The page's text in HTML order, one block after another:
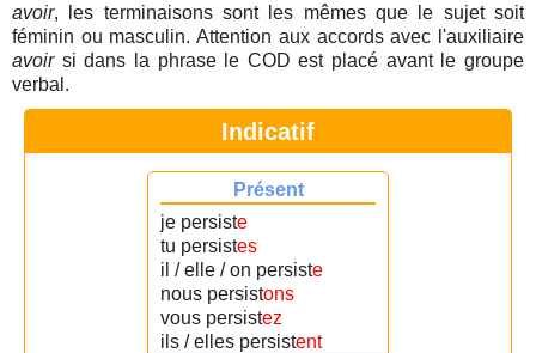
avoir, les terminaisons sont les mêmes que le sujet soit
féminin ou masculin. Attention aux accords avec l'auxiliaire
avoirsi dans la phrase le COD est placé avant le groupe
verbal.
Indicatif
Présent
je persiste
tu persistes
il / elle / on persiste
nous persistons
vous persistez
ils / elles persistent